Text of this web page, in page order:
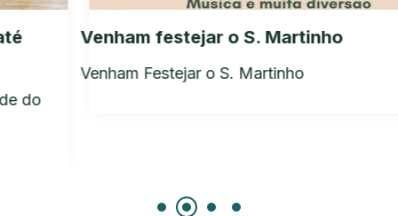
Venham festejar o S. Martinho
Venham Festejar o S. Martinho